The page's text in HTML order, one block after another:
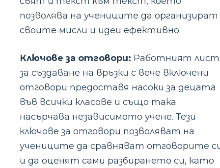
позволява на учениците да организират
своите мисли и идеи ефективно.
Ключове за отговори: Работният лист
за създаване на връзки с вече включени
отговори предоставя насоки за децата
във всички класове и също така
насърчава независимото учене. Тези
ключове за отговори позволяват на
учениците да сравняват отговорите
и да оценят сами разбирането си, като